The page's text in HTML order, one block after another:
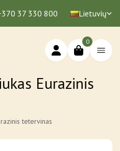
37 330 800 Lietuvių
0
Eurazinis
tetervinas